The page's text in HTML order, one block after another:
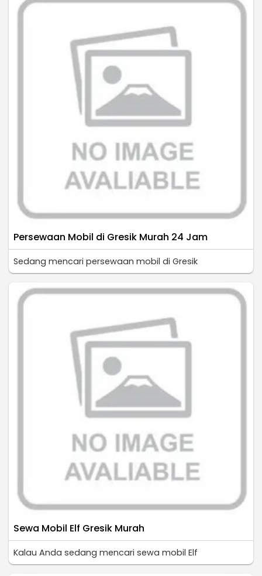
Persewaan Mobil di Gresik Murah 24 Jam
Sedang mencari persewaan mobil di Gresik
Sewa Mobil Elf Gresik Murah
Kalau Anda sedang mencari sewa mobil Elf